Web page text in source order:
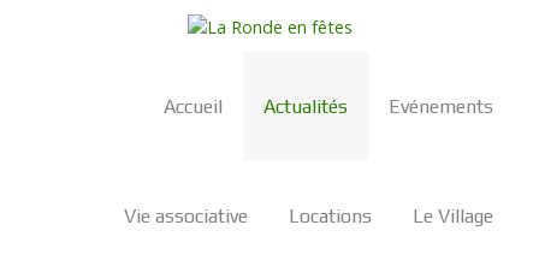
Accueil Actualités Evénements
Vie associative Locations Le Village